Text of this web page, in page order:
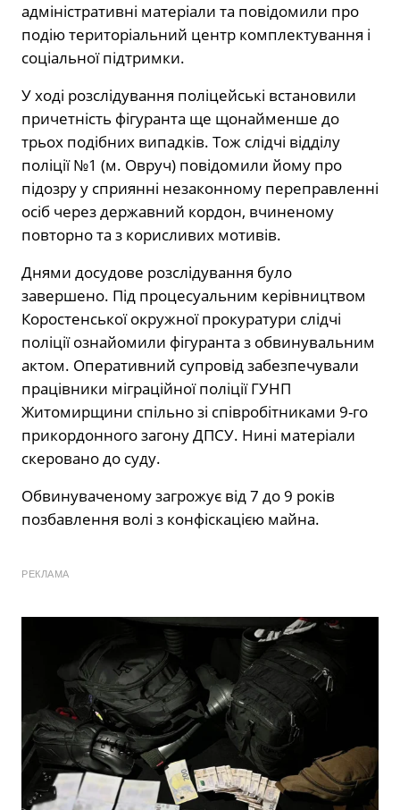
адміністративні матеріали та повідомили про
подію територіальний центр комплектування і
соціальної підтримки.
У ході розслідування поліцейські встановили
причетність фігуранта ще щонайменше до
трьох подібних випадків. Тож слідчі відділу
поліції №1 (м. Овруч) повідомили йому про
підозру у сприянні незаконному переправленні
осіб через державний кордон, вчиненому
повторно та з корисливих мотивів.
Днями досудове розслідування було
завершено. Під процесуальним керівництвом
Коростенської окружної прокуратури слідчі
поліції ознайомили фігуранта з обвинувальним
актом. Оперативний супровід забезпечували
працівники міграційної поліції ГУНП
Житомирщини спільно зі співробітниками 9-го
прикордонного загону ДПСУ. Нині матеріали
скеровано до суду.
Обвинуваченому загрожує від 7 до 9 років
позбавлення волі з конфіскацією майна.
РЕКЛАМА